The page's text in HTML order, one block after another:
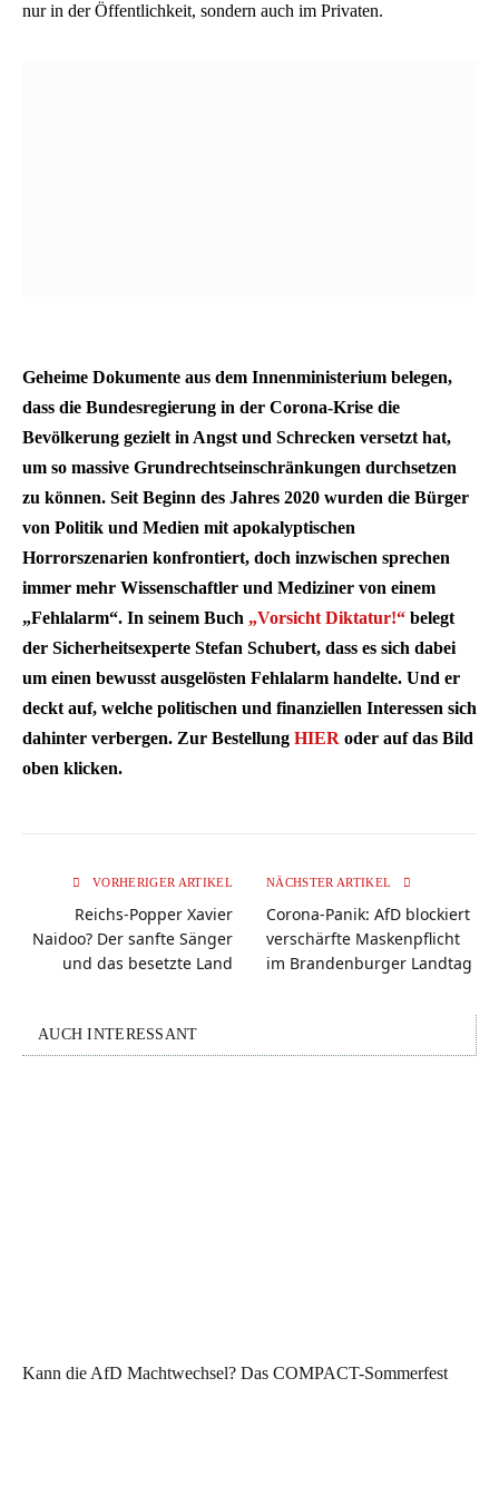
nur in der Öffentlichkeit, sondern auch im Privaten.
Geheime Dokumente aus dem Innenministerium belegen,
dass die Bundesregierung in der Corona-Krise die
Bevölkerung gezielt in Angst und Schrecken versetzt hat,
um so massive Grundrechtseinschränkungen durchsetzen
zu können. Seit Beginn des Jahres 2020 wurden die Bürger
von Politik und Medien mit apokalyptischen
Horrorszenarien konfrontiert, doch inzwischen sprechen
immer mehr Wissenschaftler und Mediziner von einem
„Fehlalarm“. In seinem Buch „Vorsicht Diktatur!“ belegt
der Sicherheitsexperte Stefan Schubert, dass es sich dabei
um einen bewusst ausgelösten Fehlalarm handelte. Und er
deckt auf, welche politischen und finanziellen Interessen sich
dahinter verbergen. Zur Bestellung HIER oder auf das Bild
oben klicken.
VORHERIGER ARTIKEL
Reichs-Popper Xavier
Naidoo? Der sanfte Sänger
und das besetzte Land
NÄCHSTER ARTIKEL
Corona-Panik: AfD blockiert
verschärfte Maskenpflicht
im Brandenburger Landtag
AUCH INTERESSANT
Kann die AfD Machtwechsel? Das COMPACT-Sommerfest